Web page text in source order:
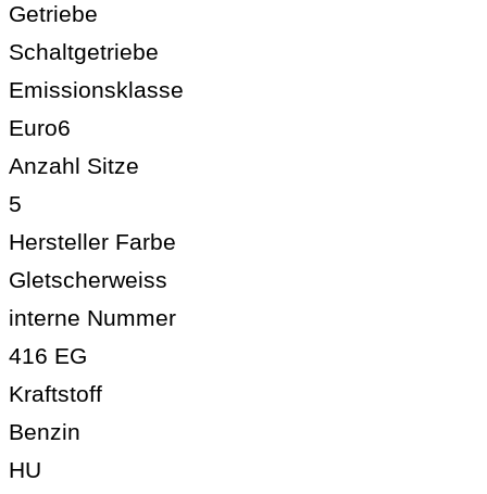
Getriebe
Schaltgetriebe
Emissionsklasse
Euro6
Anzahl Sitze
5
Hersteller Farbe
Gletscherweiss
interne Nummer
416 EG
Kraftstoff
Benzin
HU